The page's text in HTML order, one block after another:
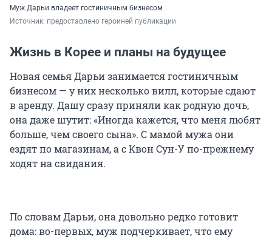
Муж Дарьи владеет гостиничным бизнесом
Источник: предоставлено героиней публикации
Жизнь в Корее и планы на будущее
Новая семья Дарьи занимается гостиничным
бизнесом — у них несколько вилл, которые сдают
в аренду. Дашу сразу приняли как родную дочь,
она даже шутит: «Иногда кажется, что меня любят
больше, чем своего сына». С мамой мужа они
ездят по магазинам, а с Квон Сун-У по-прежнему
ходят на свидания.
По словам Дарьи, она довольно редко готовит
дома: во-первых, муж подчеркивает, что ему